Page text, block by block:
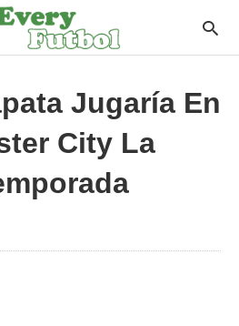
Jugaría En
City La